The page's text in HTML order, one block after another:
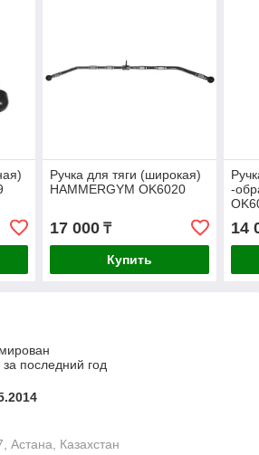
Ручка для тяги (широкая)
HAMMERGYM OK6020
17 000₸
Купить
-
14
последний год
Астана, Казахстан